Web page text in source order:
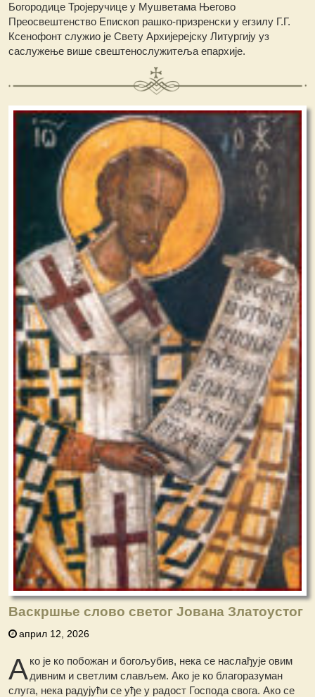
Богородице Тројеручице у Мушветама Његово
Преосвештенство Епископ рашко-призренски у егзилу Г.Г.
Ксенофонт служио је Свету Архијерејску Литургију уз
саслужење више свештенослужитеља епархије.
Васкршње слово светог Јована Златоустог
април 12, 2026
Ако је ко побожан и богољубив, нека се наслађује овим
дивним и светлим слављем. Ако је ко благоразуман
слуга, нека радујући се уђе у радост Господа свога. Ако се